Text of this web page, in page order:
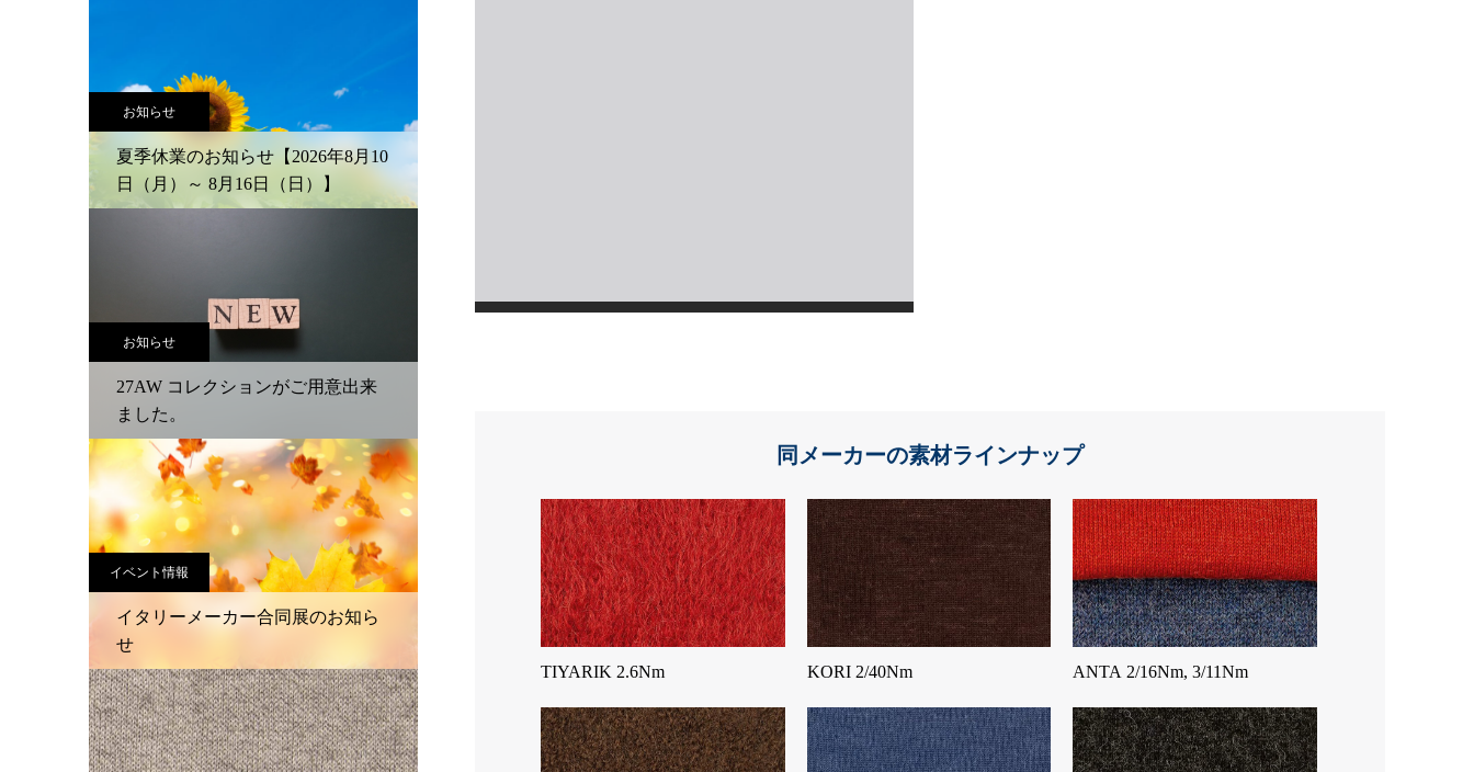
同メーカーの素材ラインナップ
TIYARIK 2.6Nm KORI 2/40Nm ANTA 2/16Nm, 3/11Nm
お知らせ
夏季休業のお知らせ【2026年8月10
日（月）～ 8月16日（日）】
お知らせ
27AW コレクションがご用意出来
ました。
イベント情報
イタリーメーカー合同展のお知ら
せ